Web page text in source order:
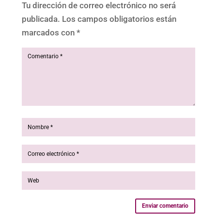
Tu dirección de correo electrónico no será
publicada. Los campos obligatorios están
marcados con *
Enviar comentario